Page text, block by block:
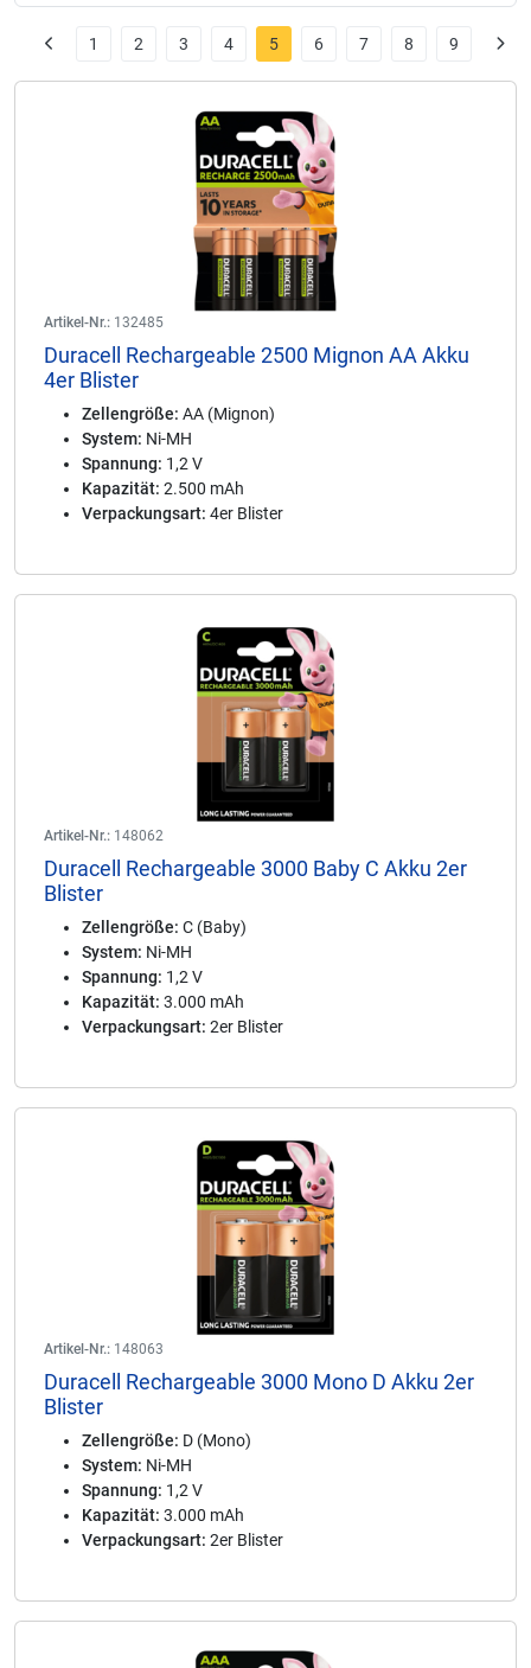
1 2 3 4 5 6 7 8 9
Artikel-Nr.: 132485
Duracell Rechargeable 2500 Mignon AA Akku
4er Blister
Zellengröße: AA (Mignon)
System: Ni-MH
Spannung: 1,2 V
Kapazität: 2.500 mAh
Verpackungsart: 4er Blister
Artikel-Nr.: 148062
Duracell Rechargeable 3000 Baby C Akku 2er
Blister
Zellengröße: C (Baby)
System: Ni-MH
Spannung: 1,2 V
Kapazität: 3.000 mAh
Verpackungsart: 2er Blister
Artikel-Nr.: 148063
Duracell Rechargeable 3000 Mono D Akku 2er
Blister
Zellengröße: D (Mono)
System: Ni-MH
Spannung: 1,2 V
Kapazität: 3.000 mAh
Verpackungsart: 2er Blister